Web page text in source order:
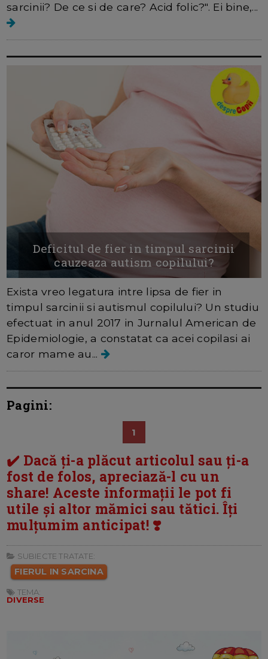
sarcinii? De ce si de care? Acid folic?". Ei bine,...
Deficitul de fier in timpul sarcinii
cauzeaza autism copilului?
Exista vreo legatura intre lipsa de fier in
timpul sarcinii si autismul copilului? Un studiu
efectuat in anul 2017 in Jurnalul American de
Epidemiologie, a constatat ca acei copilasi ai
caror mame au...
Pagini:
1
✔️ Dacă ți-a plăcut articolul sau ți-a
fost de folos, apreciază-l cu un
share! Aceste informații le pot fi
utile și altor mămici sau tătici. Îți
mulțumim anticipat! ❣️
SUBIECTE TRATATE:
FIERUL IN SARCINA
TEMA:
DIVERSE